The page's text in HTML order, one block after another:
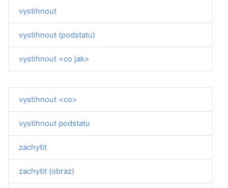
vystihnout
vystihnout (podstatu)
vystihnout <co jak>
vystihnout <co>
vystihnout podstatu
zachytit
zachytit (obraz)